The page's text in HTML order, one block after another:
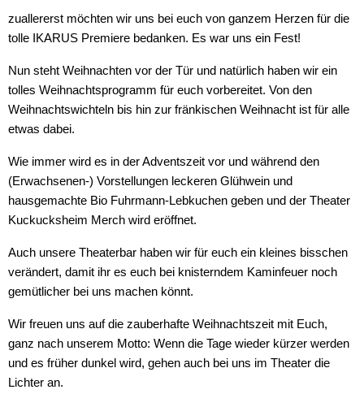
zuallererst möchten wir uns bei euch von ganzem Herzen für die
tolle IKARUS Premiere bedanken. Es war uns ein Fest!
Nun steht Weihnachten vor der Tür und natürlich haben wir ein
tolles Weihnachtsprogramm für euch vorbereitet. Von den
Weihnachtswichteln bis hin zur fränkischen Weihnacht ist für alle
etwas dabei.
Wie immer wird es in der Adventszeit vor und während den
(Erwachsenen-) Vorstellungen leckeren Glühwein und
hausgemachte Bio Fuhrmann-Lebkuchen geben und der Theater
Kuckucksheim Merch wird eröffnet.
Auch unsere Theaterbar haben wir für euch ein kleines bisschen
verändert, damit ihr es euch bei knisterndem Kaminfeuer noch
gemütlicher bei uns machen könnt.
Wir freuen uns auf die zauberhafte Weihnachtszeit mit Euch,
ganz nach unserem Motto: Wenn die Tage wieder kürzer werden
und es früher dunkel wird, gehen auch bei uns im Theater die
Lichter an.